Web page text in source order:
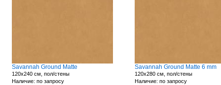
Savannah Ground Matte
120x240 см, пол/стены
Наличие: по запросу
Savannah Ground Matte 6 mm
120x280 см, пол/стены
Наличие: по запросу